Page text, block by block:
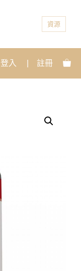
資源
登入 註冊